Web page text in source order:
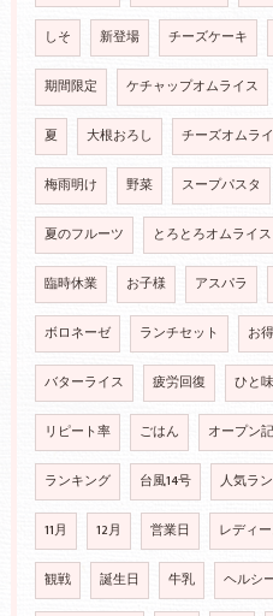
しそ 新登場 チーズケーキ
期間限定 ケチャップオムライス
夏 大根おろし チーズオムラ
梅雨明け 野菜 スープパスタ
夏のフルーツ とろとろオムライス
臨時休業 お子様 アスパラ
ボロネーゼ ランチセット お
バターライス 疲労回復 ひと
リピート率 ごはん オープン
ランキング 台風14号 人気ラ
11月 12月 営業日 レディー
観戦 誕生日 牛乳 ヘルシ